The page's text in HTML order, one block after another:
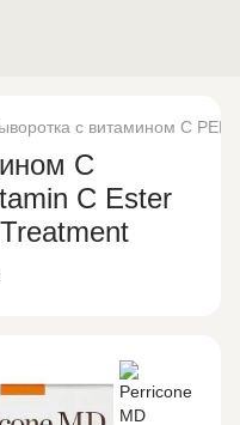
с витамином C
C
C Ester